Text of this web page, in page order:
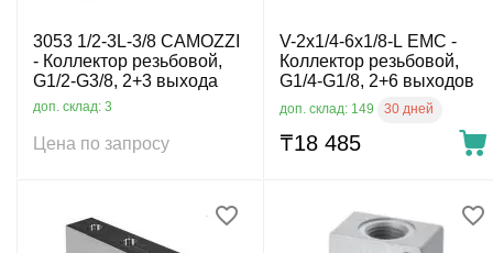
3053 1/2-3L-3/8 CAMOZZI
- Коллектор резьбовой,
G1/2-G3/8, 2+3 выхода
доп. склад: 3
Цена по запросу
V-2x1/4-6x1/8-L EMC -
Коллектор резьбовой,
G1/4-G1/8, 2+6 выходов
доп. склад: 149 30 дней
₸18 485